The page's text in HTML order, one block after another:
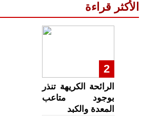
الأكثر قراءة
2
الرائحة الكريهة تنذر
بوجود متاعب
المعدة والكبد